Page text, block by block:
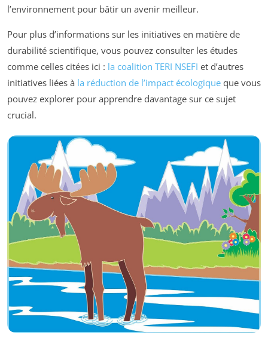
l’environnement pour bâtir un avenir meilleur.
Pour plus d’informations sur les initiatives en matière de
durabilité scientifique, vous pouvez consulter les études
comme celles citées ici : la coalition TERI NSEFI et d’autres
initiatives liées à la réduction de l’impact écologique que vous
pouvez explorer pour apprendre davantage sur ce sujet
crucial.